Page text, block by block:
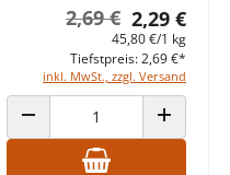
2,29 €
2,69 €
45,80 €/1 kg
inkl. MwSt., zzgl. Versand
Tiefstpreis: 2,69 €*
ANZAHL VERRINGERN ANZAHL